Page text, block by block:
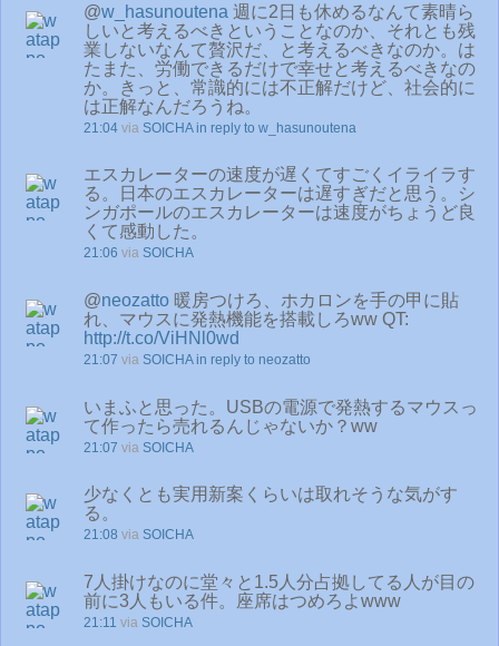
@w_hasunoutena 週に2日も休めるなんて素晴ら
しいと考えるべきということなのか、それとも残
業しないなんて贅沢だ、と考えるべきなのか。は
たまた、労働できるだけで幸せと考えるべきなの
か。きっと、常識的には不正解だけど、社会的に
は正解なんだろうね。
21:04 via SOICHA in reply to w_hasunoutena
エスカレーターの速度が遅くてすごくイライラす
る。日本のエスカレーターは遅すぎだと思う。シ
ンガポールのエスカレーターは速度がちょうど良
くて感動した。
21:06 via SOICHA
@neozatto 暖房つけろ、ホカロンを手の甲に貼
れ、マウスに発熱機能を搭載しろww QT:
http://t.co/ViHNl0wd
21:07 via SOICHA in reply to neozatto
いまふと思った。USBの電源で発熱するマウスっ
て作ったら売れるんじゃないか？ww
21:07 via SOICHA
少なくとも実用新案くらいは取れそうな気がす
る。
21:08 via SOICHA
7人掛けなのに堂々と1.5人分占拠してる人が目の
前に3人もいる件。座席はつめろよwww
21:11 via SOICHA